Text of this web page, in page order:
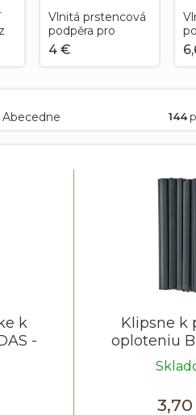
Vlnitá prstencová
podpěra pro
rostliny kruh
průměr 30 cm /
4 €
Abecedne 144
k
-
Klipsne k
oploteniu